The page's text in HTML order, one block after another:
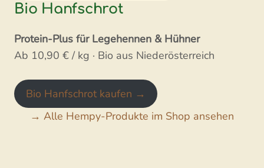
Bio Hanfschrot
Protein-Plus für Legehennen & Hühner
Ab 10,90 € / kg · Bio aus Niederösterreich
Bio Hanfschrot kaufen →
→ Alle Hempy-Produkte im Shop ansehen